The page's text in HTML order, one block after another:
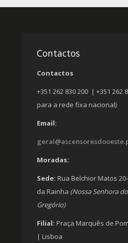
Contactos
Contactos
+351 262 830 200 | +351 262
para a rede fixa nacional)
Email:
Moradas:
Sede: Rua Belchior Matos
da Rainha (Nossa Senhora
Gregório)
Filial: Praça Marquês de
| Lisboa